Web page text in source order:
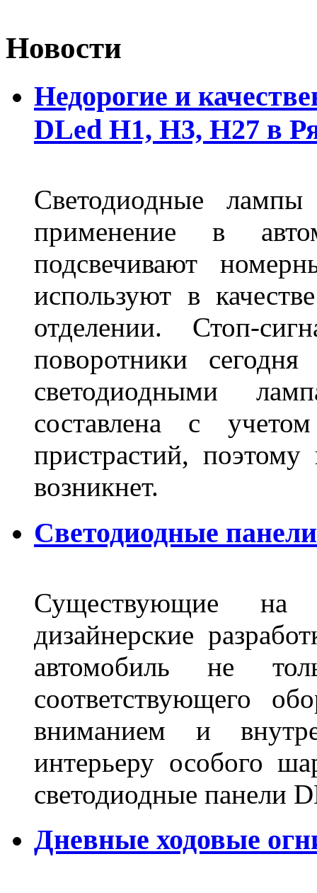
Новости
Недорогие и
DLed Н1, Н3, Н27 в
Светодиодные
применение в
подсвечивают
используют в
отделении. Стоп-
поворотники
светодиодными
составлена с
пристрастий,
возникнет.
Светодиодные
Существующие
дизайнерские
автомобиль не
соответствующего
вниманием и
интерьеру особого
светодиодные панели
Дневные ходовые